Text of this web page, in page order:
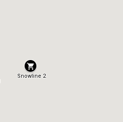
Snowline 2